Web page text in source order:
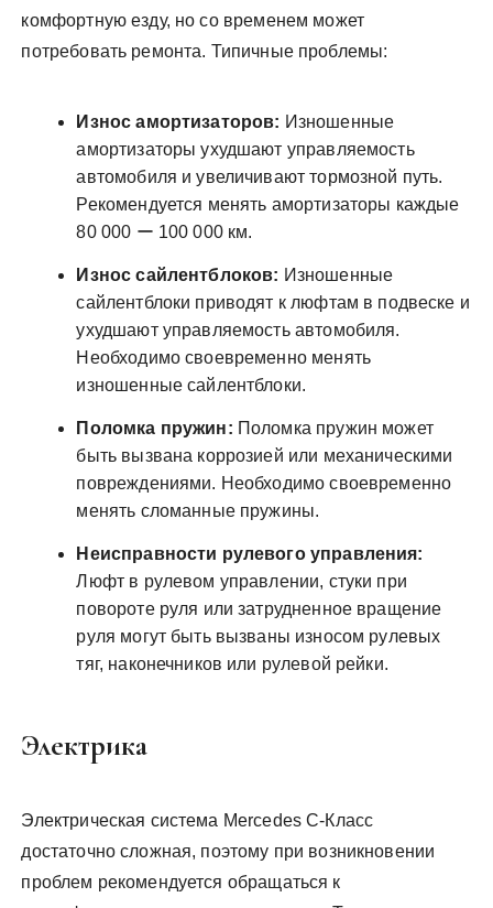
комфортную езду, но со временем может
потребовать ремонта. Типичные проблемы:
Износ амортизаторов: Изношенные
амортизаторы ухудшают управляемость
автомобиля и увеличивают тормозной путь.
Рекомендуется менять амортизаторы каждые
80 000 ー 100 000 км.
Износ сайлентблоков: Изношенные
сайлентблоки приводят к люфтам в подвеске и
ухудшают управляемость автомобиля.
Необходимо своевременно менять
изношенные сайлентблоки.
Поломка пружин: Поломка пружин может
быть вызвана коррозией или механическими
повреждениями. Необходимо своевременно
менять сломанные пружины.
Неисправности рулевого управления:
Люфт в рулевом управлении, стуки при
повороте руля или затрудненное вращение
руля могут быть вызваны износом рулевых
тяг, наконечников или рулевой рейки.
Электрика
Электрическая система Mercedes C-Класс
достаточно сложная, поэтому при возникновении
проблем рекомендуется обращаться к